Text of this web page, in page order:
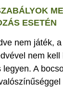
ESETÉN
nem játék,
nem kell
legyen. A